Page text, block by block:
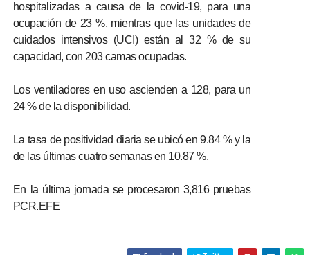
hospitalizadas a causa de la covid-19, para una
ocupación de 23 %, mientras que las unidades de
cuidados intensivos (UCI) están al 32 % de su
capacidad, con 203 camas ocupadas.
Los ventiladores en uso ascienden a 128, para un
24 % de la disponibilidad.
La tasa de positividad diaria se ubicó en 9.84 % y la
de las últimas cuatro semanas en 10.87 %.
En la última jornada se procesaron 3,816 pruebas
PCR.EFE